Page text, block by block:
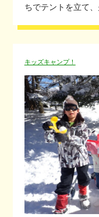
ちでテントを立て、
キッズキャンプ！